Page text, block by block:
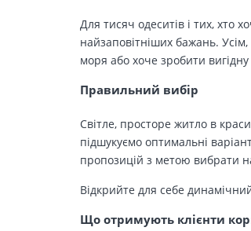
Для тисяч одеситів і тих, хто
найзаповітніших бажань.
моря або хоче зробити
Правильний вибір
Світле, просторе житло в
підшукуємо оптимальні
пропозицій з метою вибрати
Відкрийте для себе
Що отримують клієнти